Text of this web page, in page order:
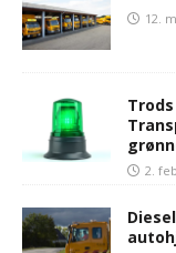
12.
2.